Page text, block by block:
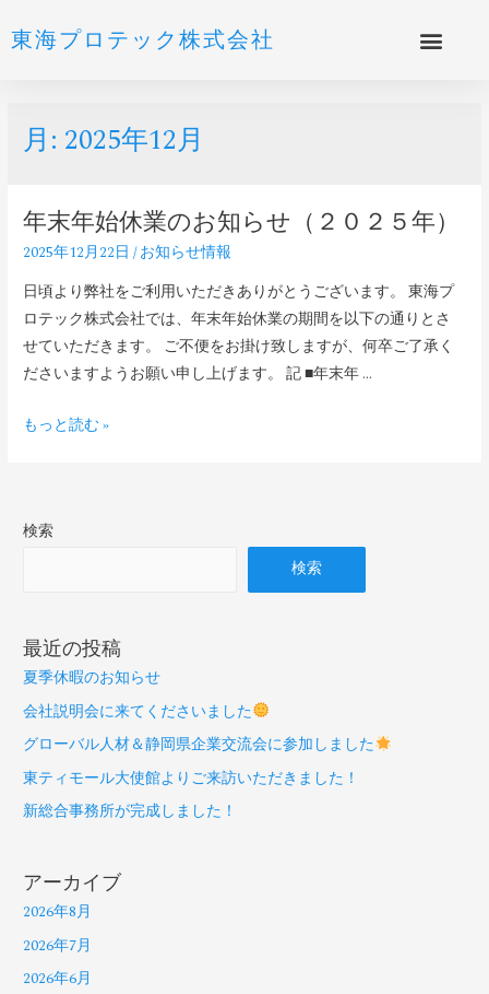
東海プロテック株式会社
月: 2025年12月
年末年始休業のお知らせ（２０２５年）
2025年12月22日 /お知らせ情報
日頃より弊社をご利用いただきありがとうございます。 東海プ
ロテック株式会社では、年末年始休業の期間を以下の通りとさ
せていただきます。 ご不便をお掛け致しますが、何卒ご了承く
ださいますようお願い申し上げます。 記 ■年末年 …
もっと読む »
検索
検索
最近の投稿
夏季休暇のお知らせ
会社説明会に来てくださいました
グローバル人材＆静岡県企業交流会に参加しました
東ティモール大使館よりご来訪いただきました！
新総合事務所が完成しました！
アーカイブ
2026年8月
2026年7月
2026年6月